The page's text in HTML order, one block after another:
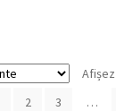
2 3 …